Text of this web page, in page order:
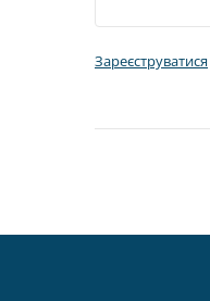
Зареєструватися